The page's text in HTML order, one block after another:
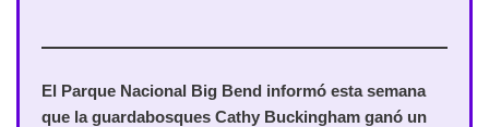
El Parque Nacional Big Bend informó esta semana
que la guardabosques Cathy Buckingham ganó un